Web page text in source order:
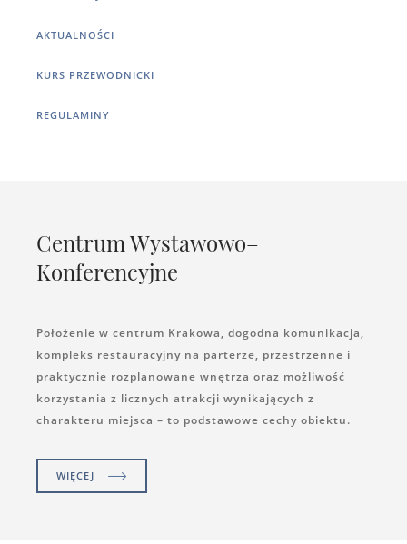
AKTUALNOŚCI
KURS PRZEWODNICKI
REGULAMINY
Centrum Wystawowo–
Konferencyjne
Położenie w centrum Krakowa, dogodna komunikacja,
kompleks restauracyjny na parterze, przestrzenne i
praktycznie rozplanowane wnętrza oraz możliwość
korzystania z licznych atrakcji wynikających z
charakteru miejsca – to podstawowe cechy obiektu.
WIĘCEJ